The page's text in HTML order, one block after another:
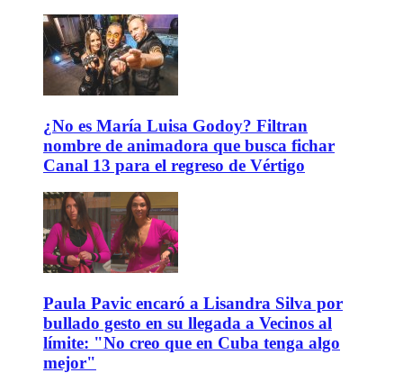
¿No es María Luisa Godoy? Filtran
nombre de animadora que busca fichar
Canal 13 para el regreso de Vértigo
Paula Pavic encaró a Lisandra Silva por
bullado gesto en su llegada a Vecinos al
límite: "No creo que en Cuba tenga algo
mejor"